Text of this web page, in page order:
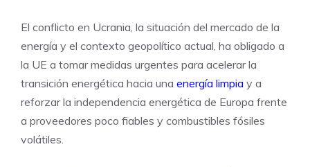
El conflicto en Ucrania, la situación del mercado de la
energía y el contexto geopolítico actual, ha obligado a
la UE a tomar medidas urgentes para acelerar la
transición energética hacia una energía limpia y a
reforzar la independencia energética de Europa frente
a proveedores poco fiables y combustibles fósiles
volátiles.